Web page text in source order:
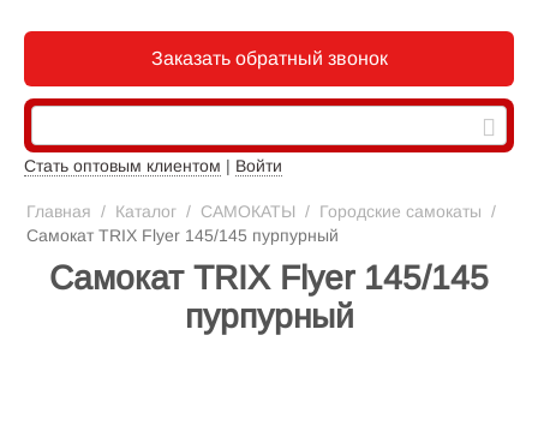
Заказать обратный звонок
Стать оптовым клиентом | Войти
Главная / Каталог / САМОКАТЫ / Городские самокаты /
Самокат TRIX Flyer 145/145 пурпурный
Самокат TRIX Flyer 145/145
пурпурный